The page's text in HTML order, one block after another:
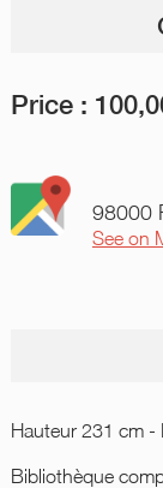
Price :
98000
See on
Hauteur 231 cm -
Bibliothèque